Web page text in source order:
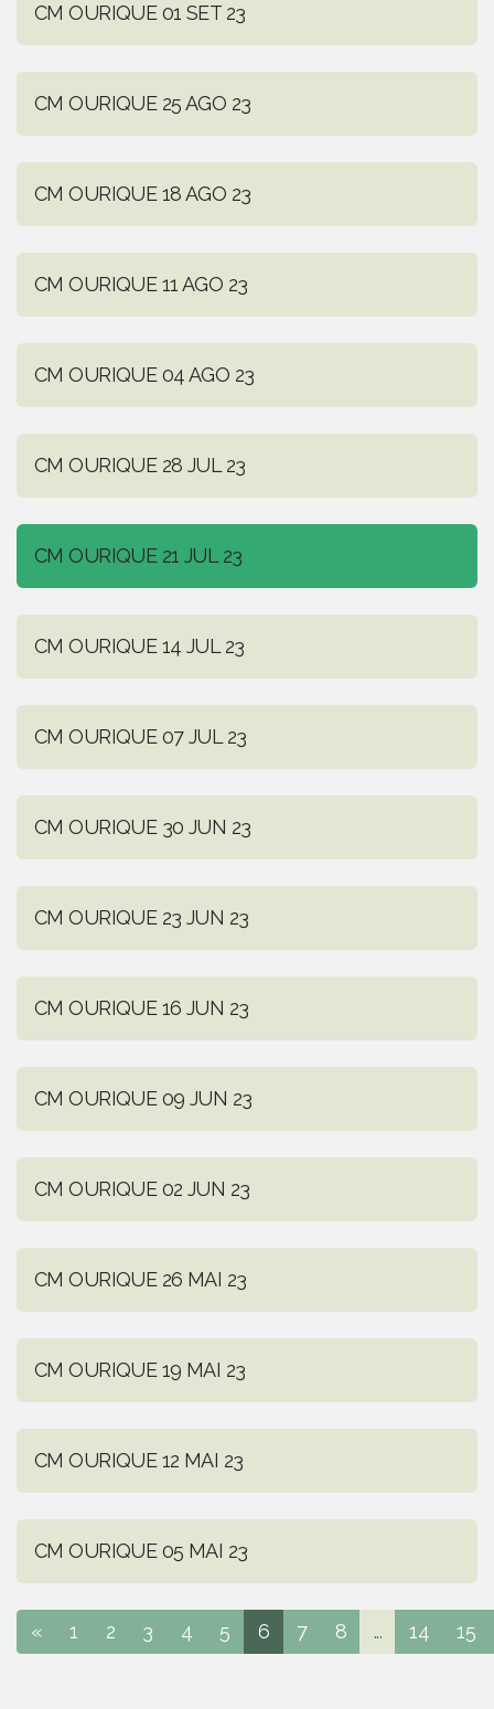
CM OURIQUE 01 SET 23
CM OURIQUE 25 AGO 23
CM OURIQUE 18 AGO 23
CM OURIQUE 11 AGO 23
CM OURIQUE 04 AGO 23
CM OURIQUE 28 JUL 23
CM OURIQUE 21 JUL 23
CM OURIQUE 14 JUL 23
CM OURIQUE 07 JUL 23
CM OURIQUE 30 JUN 23
CM OURIQUE 23 JUN 23
CM OURIQUE 16 JUN 23
CM OURIQUE 09 JUN 23
CM OURIQUE 02 JUN 23
CM OURIQUE 26 MAI 23
CM OURIQUE 19 MAI 23
CM OURIQUE 12 MAI 23
CM OURIQUE 05 MAI 23
« 1 2 3 4 5 6 7 8 ... 14 15